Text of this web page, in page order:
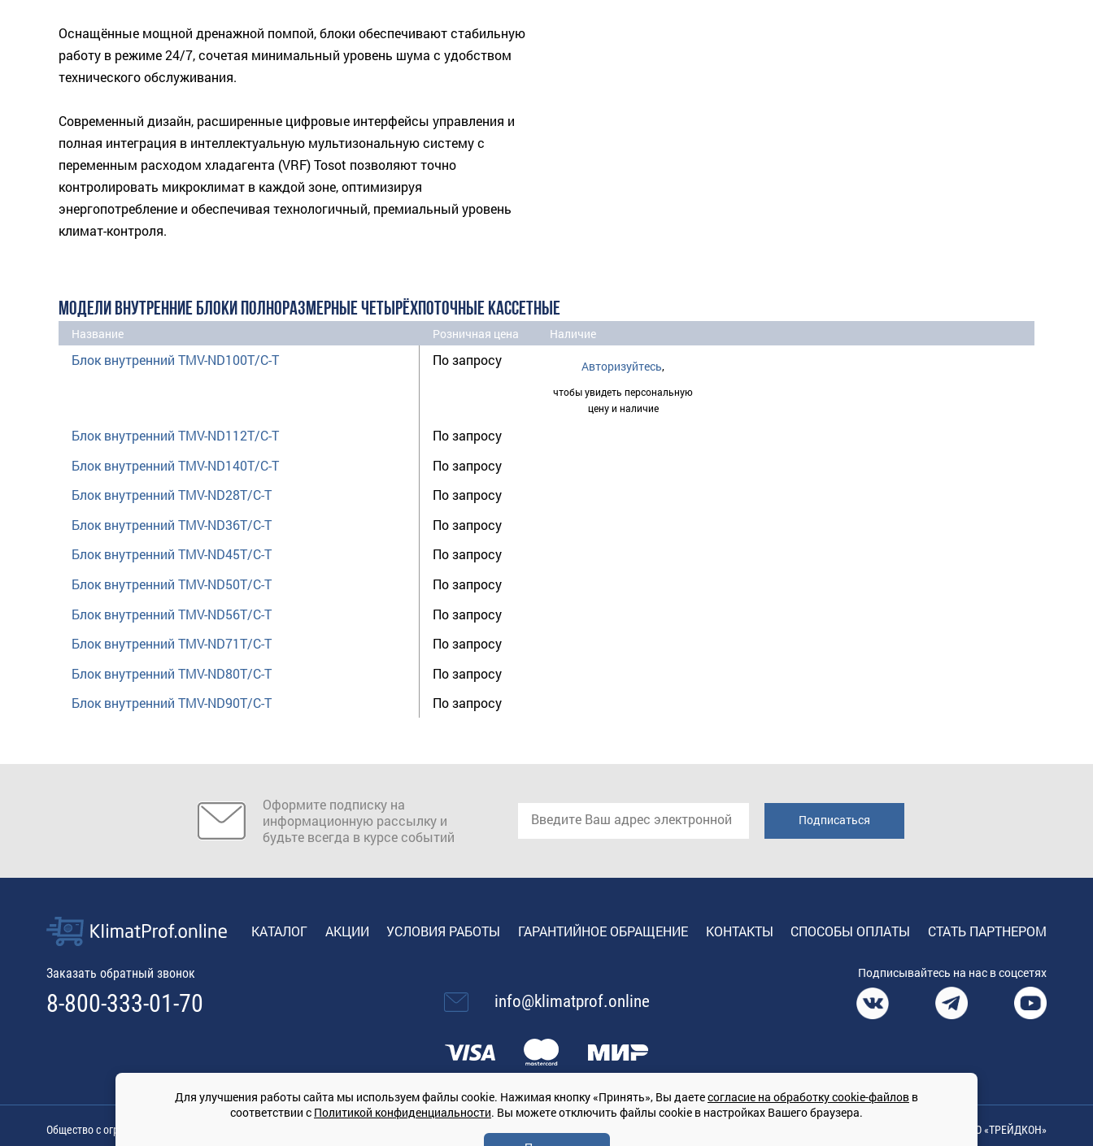
Оснащённые мощной дренажной помпой, блоки обеспечивают стабильную
работу в режиме 24/7, сочетая минимальный уровень шума с удобством
технического обслуживания.
Современный дизайн, расширенные цифровые интерфейсы управления и
полная интеграция в интеллектуальную мультизональную систему с
переменным расходом хладагента (VRF) Tosot позволяют точно
контролировать микроклимат в каждой зоне, оптимизируя
энергопотребление и обеспечивая технологичный, премиальный уровень
климат-контроля.
МОДЕЛИ ВНУТРЕННИЕ БЛОКИ ПОЛНОРАЗМЕРНЫЕ ЧЕТЫРЁХПОТОЧНЫЕ КАССЕТНЫЕ
Название Розничная цена Наличие
Блок внутренний TMV-ND100T/C-T По запросу Авторизуйтесь,
чтобы увидеть персональную
цену и наличие
Блок внутренний TMV-ND112T/C-T
По запросу
Блок внутренний TMV-ND140T/C-T
По запросу
Блок внутренний TMV-ND28T/C-T
По запросу
Блок внутренний TMV-ND36T/C-T
По запросу
Блок внутренний TMV-ND45T/C-T
По запросу
Блок внутренний TMV-ND50T/C-T
По запросу
Блок внутренний TMV-ND56T/C-T
По запросу
Блок внутренний TMV-ND71T/C-T
По запросу
Блок внутренний TMV-ND80T/C-T
По запросу
Блок внутренний TMV-ND90T/C-T
По запросу
Оформите подписку на
информационную рассылку и
будьте всегда в курсе событий
КАТАЛОГ АКЦИИ УСЛОВИЯ РАБОТЫ ГАРАНТИЙНОЕ ОБРАЩЕНИЕ КОНТАКТЫ СПОСОБЫ ОПЛАТЫ СТАТЬ ПАРТНЕРОМ
Заказать обратный звонок
8-800-333-01-70 info@klimatprof.online
Подписывайтесь на нас в соцсетях
Общество с ограниченной ответственностью «ТРЕЙДКОН», ОГРН: 1167847364079, 197022, г. Санкт-Петербург, проспект Медиков, 7
© Сайт принадлежит ООО «ТРЕЙДКОН»
Для улучшения работы сайта мы используем файлы cookie. Нажимая кнопку «Принять», Вы даетесогласие на обработку cookie-файлов в
соответствии с Политикой конфиденциальности. Вы можете отключить файлы cookie в настройках Вашего браузера.